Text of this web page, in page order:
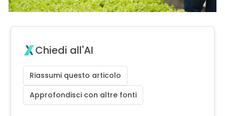
Chiedi all'AI
Riassumi questo articolo
Approfondisci con altre fonti